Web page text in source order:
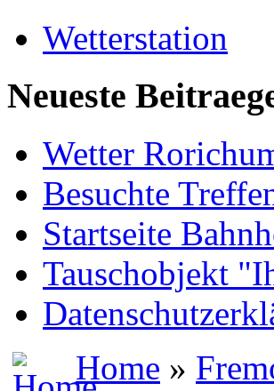
Wetterstation
Neueste
Wetter
Besuchte
Startseite
Tauschobjekt
Home »